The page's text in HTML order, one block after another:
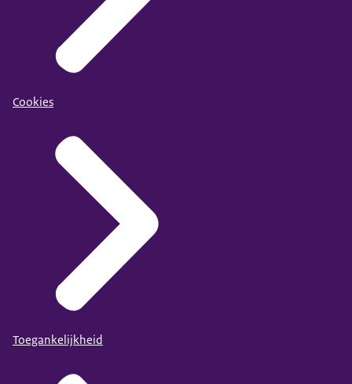
Cookies
Toegankelijkheid